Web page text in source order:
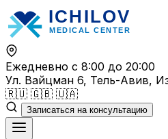
Перейти
к
содержимому
Ежедневно с 8:00 до 20:00
Ул. Вайцман 6, Тель-Авив,
🇷🇺 🇬🇧 🇺🇦
Записаться на консультацию